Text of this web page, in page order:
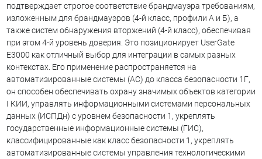
подтверждает строгое соответствие брандмауэра требованиям,
изложенным для брандмауэров (4-й класс, профили A и Б), а
также систем обнаружения вторжений (4-й класс), обеспечивая
при этом 4-й уровень доверия. Это позиционирует UserGate
E3000 как отличный выбор для интеграции в самых разных
контекстах. Его применение распространяется на
автоматизированные системы (АС) до класса безопасности 1Г,
он способен обеспечивать охрану значимых объектов категории
I КИИ, управлять информационными системами персональных
данных (ИСПДн) с уровнем безопасности 1, укреплять
государственные информационные системы (ГИС),
классифицированные как класс безопасности 1, укреплять
автоматизированные системы управления технологическими